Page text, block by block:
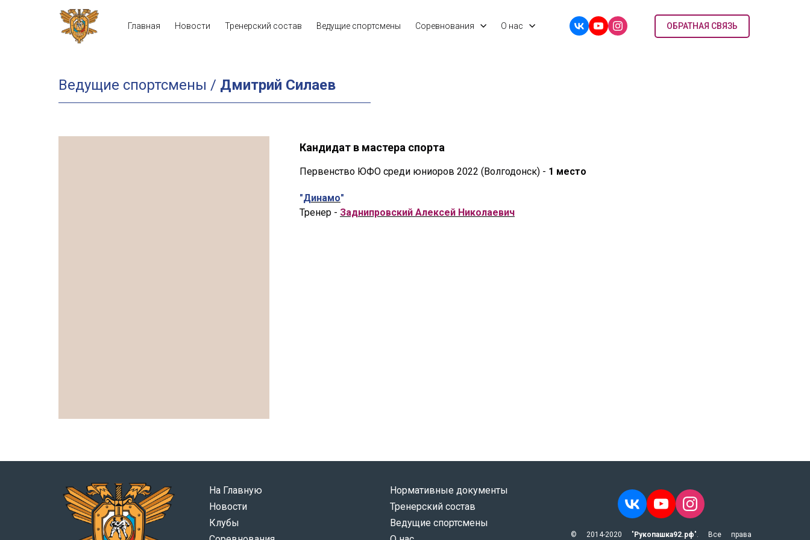
Главная Новости Тренерский состав Ведущие спортсмены Соревнования О нас ОБРАТНАЯ СВЯЗЬ
Ведущие спортсмены / Дмитрий Силаев
Кандидат в мастера спорта
Первенство ЮФО среди юниоров 2022 (Волгодонск) - 1 место
"Динамо"
Тренер - Заднипровский Алексей Николаевич
На Главную
Новости
Клубы
Нормативные документы
Тренерский состав
Ведущие спортсмены
© 2014-2020 "Рукопашка92.рф". Все права